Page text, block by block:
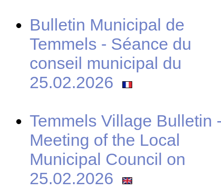
Bulletin Municipal de
Temmels - Séance du
conseil municipal du
25.02.2026
Temmels Village Bulletin
Meeting of the Local
Municipal Council on
25.02.2026